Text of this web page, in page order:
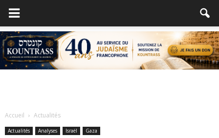
Accueil Actualités
Actualités Analyses Israël Gaza